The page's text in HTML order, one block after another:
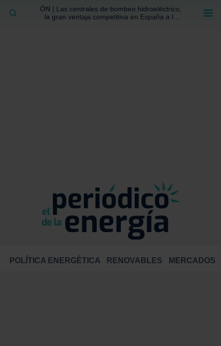
ÓN | Las centrales de bombeo hidroeléctrico,
la gran ventaja competitiva en España a la
POLÍTICA ENERGÉTICA RENOVABLES MERCADOS
BUSCAR